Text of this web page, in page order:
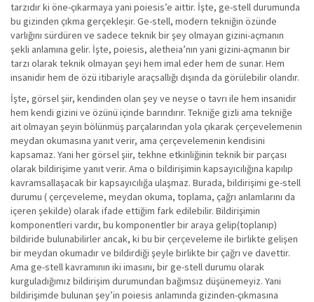
tarzıdır ki öne-çıkarmaya yani poiesis’e aittir. İşte, ge-stell durumunda
bu gizinden çıkma gerçekleşir. Ge-stell, modern tekniğin özünde
varlığını sürdüren ve sadece teknik bir şey olmayan gizini-açmanın
şekli anlamına gelir. İşte, poiesis, aletheia’nın yani gizini-açmanın bir
tarzı olarak teknik olmayan şeyi hem imal eder hem de sunar. Hem
insanidir hem de özü itibariyle araçsallığı dışında da görülebilir olandır.
İşte, görsel şiir, kendinden olan şey ve neyse o tavrı ile hem insanidir
hem kendi gizini ve özünü içinde barındırır. Tekniğe gizli ama tekniğe
ait olmayan şeyin bölünmüş parçalarından yola çıkarak çerçevelemenin
meydan okumasına yanıt verir, ama çerçevelemenin kendisini
kapsamaz. Yani her görsel şiir, tekhne etkinliğinin teknik bir parçası
olarak bildirişime yanıt verir. Ama o bildirişimin kapsayıcılığına kapılıp
kavramsallaşacak bir kapsayıcılığa ulaşmaz. Burada, bildirişimi ge-stell
durumu ( çerçeveleme, meydan okuma, toplama, çağrı anlamlarını da
içeren şekilde) olarak ifade ettiğim fark edilebilir. Bildirişimin
komponentleri vardır, bu komponentler bir araya gelip(toplanıp)
bildiride bulunabilirler ancak, ki bu bir çerçeveleme ile birlikte gelişen
bir meydan okumadır ve bildirdiği şeyle birlikte bir çağrı ve davettir.
Ama ge-stell kavramının iki imasını, bir ge-stell durumu olarak
kurguladığımız bildirişim durumundan bağımsız düşünemeyiz. Yani
bildirişimde bulunan şey’in poiesis anlamında gizinden-çıkmasına